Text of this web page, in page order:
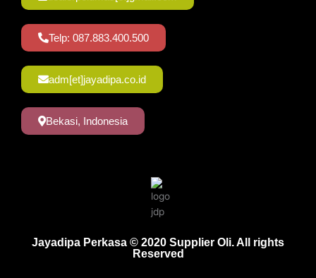
Telp: 087.883.400.500
adm[et]jayadipa.co.id
Bekasi, Indonesia
Jayadipa Perkasa © 2020 Supplier Oli. All rights
Reserved